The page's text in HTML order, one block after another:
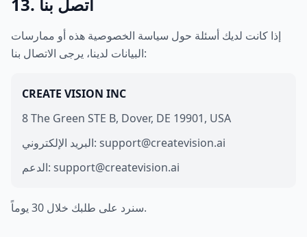
إذا كانت لديك أسئلة حول سياسة الخصوصية هذه أو ممارسات
البيانات لدينا، يرجى الاتصال بنا:
CREATE VISION INC
8 The Green STE B, Dover, DE 19901, USA
البريد الإلكتروني: support@createvision.ai
الدعم: support@createvision.ai
سنرد على طلبك خلال 30 يوماً.